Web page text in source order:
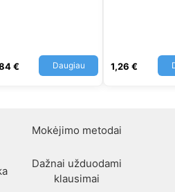
€ Daugiau 1,26 €
Mokėjimo metodai
Dažnai užduodami
klausimai